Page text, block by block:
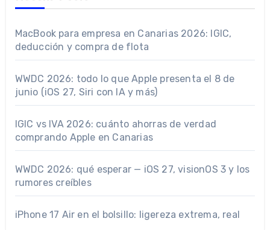
MacBook para empresa en Canarias 2026: IGIC,
deducción y compra de flota
WWDC 2026: todo lo que Apple presenta el 8 de
junio (iOS 27, Siri con IA y más)
IGIC vs IVA 2026: cuánto ahorras de verdad
comprando Apple en Canarias
WWDC 2026: qué esperar — iOS 27, visionOS 3 y los
rumores creíbles
iPhone 17 Air en el bolsillo: ligereza extrema, real